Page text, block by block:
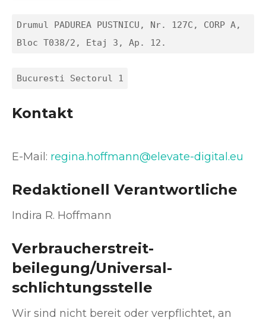
Drumul PADUREA PUSTNICU, Nr. 127C, CORP A,
Bloc T038/2, Etaj 3, Ap. 12.
Bucuresti Sectorul 1
Kontakt
E-Mail: regina.hoffmann@elevate-digital.eu
Redaktionell Verantwortliche
Indira R. Hoffmann
Verbraucher­streit­
beilegung/Universal­
schlichtungs­stelle
Wir sind nicht bereit oder verpflichtet, an